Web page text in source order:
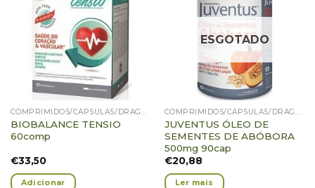
Adicionar
Favoritos
COMPRIMIDOS/CÁPSULAS/DRAGEIAS/PASTILHAS/GOMAS
BIOBALANCE TENSIO
60comp
€33,50
Adicionar
Adicionar
Favoritos
ESGOTADO
COMPRIMIDOS/CÁPSULAS/DRAGEIAS/PASTILHAS/GOMAS
JUVENTUS ÓLEO DE
SEMENTES DE ABÓBORA
500mg 90cap
€20,88
Ler mais